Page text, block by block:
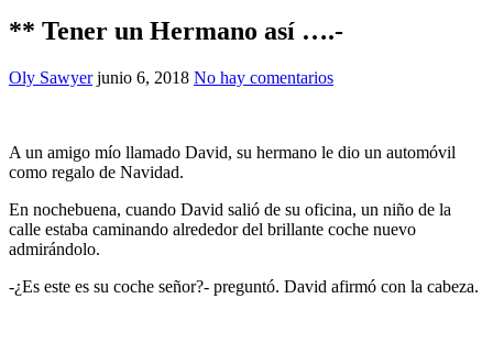
** Tener un Hermano así ….-
Oly Sawyer junio 6, 2018 No hay comentarios
A un amigo mío llamado David, su hermano le dio un automóvil
como regalo de Navidad.
En nochebuena, cuando David salió de su oficina, un niño de la
calle estaba caminando alrededor del brillante coche nuevo
admirándolo.
-¿Es este es su coche señor?- preguntó. David afirmó con la cabeza.